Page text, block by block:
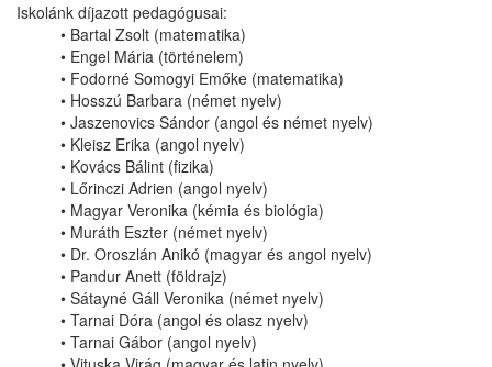
Iskolánk díjazott pedagógusai:
• Bartal Zsolt (matematika)
• Engel Mária (történelem)
• Fodorné Somogyi Emőke (matematika)
• Hosszú Barbara (német nyelv)
• Jaszenovics Sándor (angol és német nyelv)
• Kleisz Erika (angol nyelv)
• Kovács Bálint (fizika)
• Lőrinczi Adrien (angol nyelv)
• Magyar Veronika (kémia és biológia)
• Muráth Eszter (német nyelv)
• Dr. Oroszlán Anikó (magyar és angol nyelv)
• Pandur Anett (földrajz)
• Sátayné Gáll Veronika (német nyelv)
• Tarnai Dóra (angol és olasz nyelv)
• Tarnai Gábor (angol nyelv)